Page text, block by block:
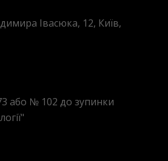
Івасюка, 12, Київ,
або № 102 до зупинки